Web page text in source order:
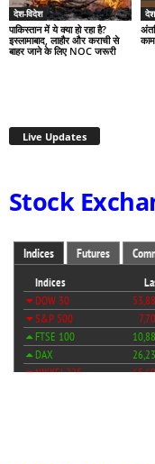
देश-विदेश
पाकिस्तान में ये क्या हो रहा है?
इस्लामाबाद, लाहौर और कराची से
बाहर जाने के लिए NOC जरूरी
Live Updates
Stock